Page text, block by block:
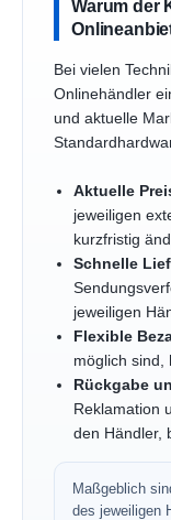
Warum der
Bei vielen
Onlinehändler
und aktuelle
Aktuelle
jeweiligen
kurzfristig
Schnelle
jeweiligen
Flexible
möglich sind,
Rückgabe
Reklamation
den Händler,
Maßgeblich
des jeweiligen